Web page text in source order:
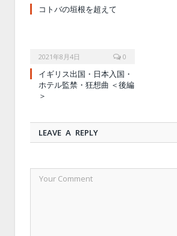
コトバの垣根を超えて
2021年8月4日 0
イギリス出国・日本入国・
ホテル監禁・狂想曲 ＜後編
＞
LEAVE A REPLY